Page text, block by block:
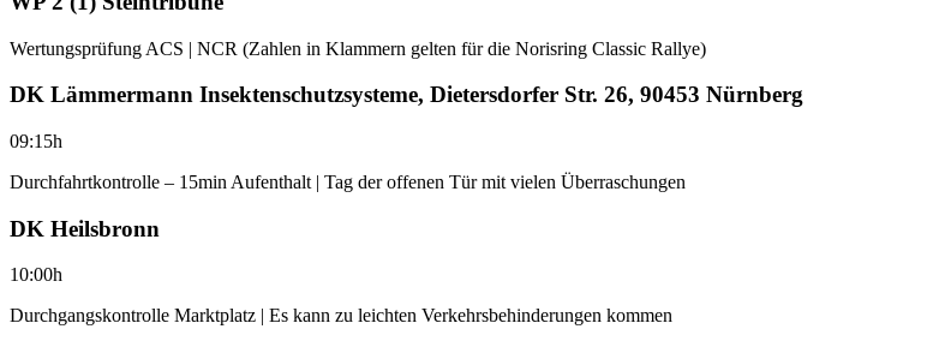
Wertungsprüfung ACS | NCR (Zahlen in Klammern gelten für die Norisring Classic Rallye)
DK Lämmermann Insektenschutzsysteme, Dietersdorfer Str. 26, 90453 Nürnberg
09:15h
Durchfahrtkontrolle – 15min Aufenthalt | Tag der offenen Tür mit vielen Überraschungen
DK Heilsbronn
10:00h
Durchgangskontrolle Marktplatz | Es kann zu leichten Verkehrsbehinderungen kommen